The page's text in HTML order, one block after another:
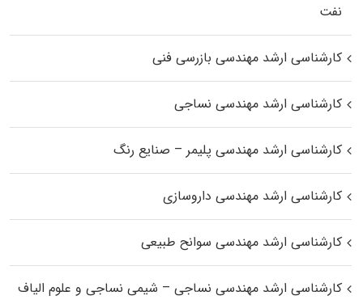
نفت
کارشناسی ارشد مهندسی بازرسی فنی
کارشناسی ارشد مهندسی نساجی
کارشناسی ارشد مهندسی پلیمر – صنایع رنگ
کارشناسی ارشد مهندسی داروسازی
کارشناسی ارشد مهندسی سوانح طبیعی
کارشناسی ارشد مهندسی نساجی – شیمی نساجی و علوم الیاف